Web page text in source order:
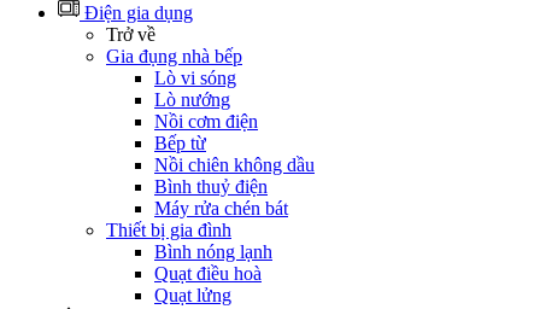
Điện gia dụng
Trở về
Gia đụng nhà bếp
Lò vi sóng
Lò nướng
Nồi cơm điện
Bếp từ
Nồi chiên không dầu
Bình thuỷ điện
Máy rửa chén bát
Thiết bị gia đình
Bình nóng lạnh
Quạt điều hoà
Quạt lửng